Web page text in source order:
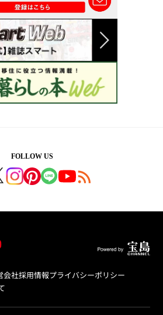
FOLLOW US
会社採用情報プライバシーポリシー